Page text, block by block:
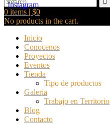
0 items | $0
No products in the cart.
Inicio
Conocenos
Proyectos
Eventos
Tienda
Tipo de productos
Galeria
Trabajo en Territorio
Blog
Contacto